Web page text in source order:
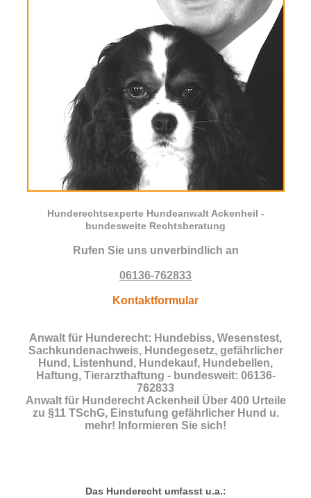
Hunderechtsexperte Hundeanwalt Ackenheil -
bundesweite Rechtsberatung
Rufen Sie uns unverbindlich an
06136-762833
Kontaktformular
Anwalt für Hunderecht: Hundebiss, Wesenstest,
Sachkundenachweis, Hundegesetz, gefährlicher
Hund, Listenhund, Hundekauf, Hundebellen,
Haftung, Tierarzthaftung - bundesweit: 06136-
762833
Anwalt für Hunderecht Ackenheil Über 400 Urteile
zu §11 TSchG, Einstufung gefährlicher Hund u.
mehr! Informieren Sie sich!
Das Hunderecht umfasst u.a.: